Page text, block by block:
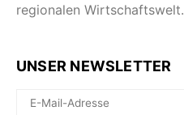
regionalen Wirtschaftswelt.
UNSER NEWSLETTER